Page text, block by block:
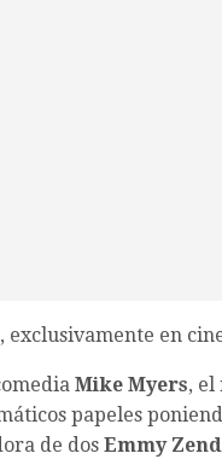
exclusivamente en
Mike Myers, el
papeles
de dos Emmy